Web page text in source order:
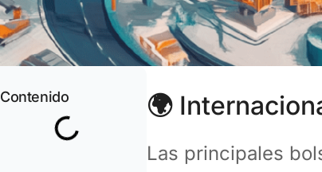
Contenido 🌍
Las principales